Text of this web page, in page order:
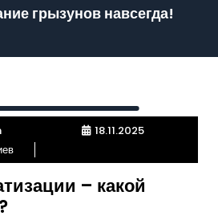
грызунов навсегда!
18.11.2025
– какой